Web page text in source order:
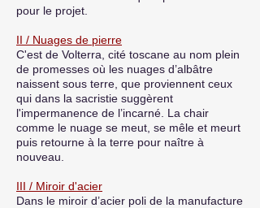
pour le projet.
II / Nuages de pierre
C'est de Volterra, cité toscane au nom plein
de promesses où les nuages d’albâtre
naissent sous terre, que proviennent ceux
qui dans la sacristie suggèrent
l'impermanence de l’incarné. La chair
comme le nuage se meut, se mêle et meurt
puis retourne à la terre pour naître à
nouveau.
III / Miroir d'acier
Dans le miroir d’acier poli de la manufacture